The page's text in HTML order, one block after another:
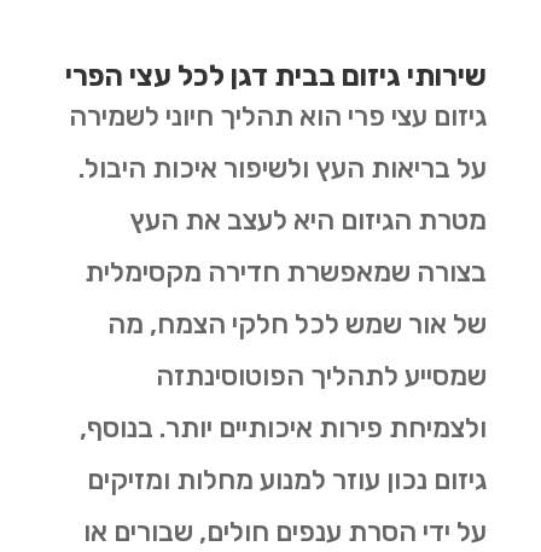
שירותי גיזום בבית דגן לכל עצי הפרי
גיזום עצי פרי הוא תהליך חיוני לשמירה
על בריאות העץ ולשיפור איכות היבול.
מטרת הגיזום היא לעצב את העץ
בצורה שמאפשרת חדירה מקסימלית
של אור שמש לכל חלקי הצמח, מה
שמסייע לתהליך הפוטוסינתזה
ולצמיחת פירות איכותיים יותר. בנוסף,
גיזום נכון עוזר למנוע מחלות ומזיקים
על ידי הסרת ענפים חולים, שבורים או